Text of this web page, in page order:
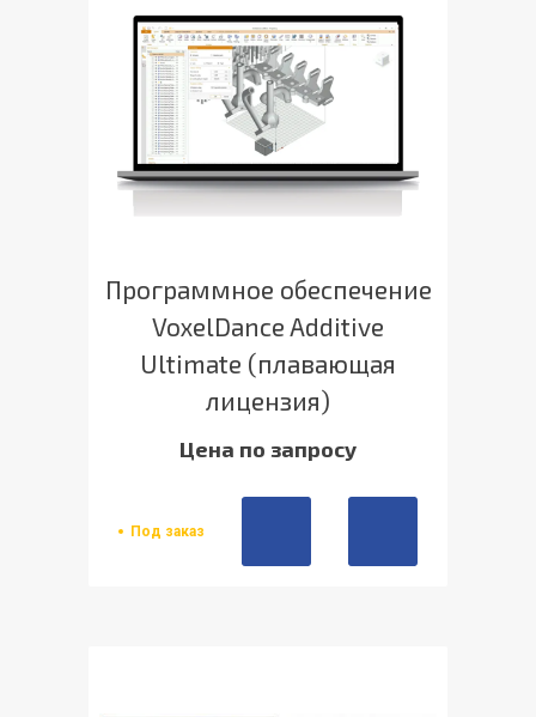
Программное обеспечение
VoxelDance Additive
Ultimate (плавающая
лицензия)
Цена по запросу
Под заказ